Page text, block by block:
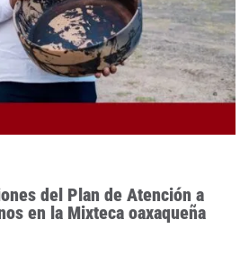
del Plan de Atención a
en la Mixteca oaxaqueña